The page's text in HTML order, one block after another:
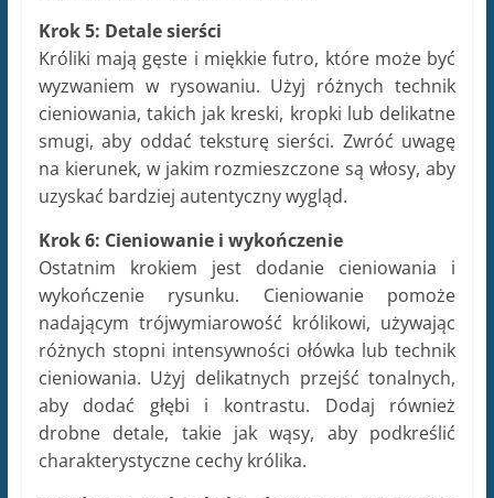
nadającym trójwymiarowość królikowi, używając
różnych stopni intensywności ołówka lub technik
cieniowania. Użyj delikatnych przejść tonalnych,
aby dodać głębi i kontrastu. Dodaj również
drobne detale, takie jak wąsy, aby podkreślić
charakterystyczne cechy królika.
królika:
Praktykuj obserwację: Przyjrzyj się różnym
gatunkom królików, studiując ich anatomię,
proporcje i ruchy. Obserwacja rzeczywistych
królików pomoże Ci lepiej zrozumieć ich strukturę.
Korzystaj z referencji: Poszukaj wysokiej jakości
zdjęć lub rzeźb królików, które posłużą Ci jako
wzorzec do rysowania. Referencje są niezwykle
pomocne, szczególnie dla początkujących
artystów.